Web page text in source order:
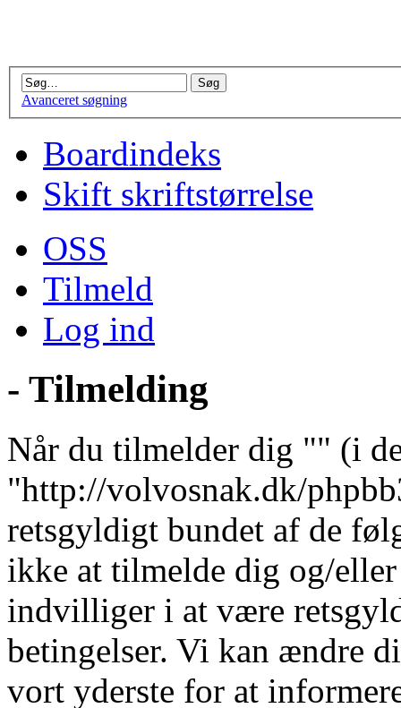
Avanceret søgning
Boardindeks
Skift skriftstørrelse
OSS
Tilmeld
Log ind
- Tilmelding
Når du tilmelder dig "" (i
"http://volvosnak.dk/
retsgyldigt bundet af de
ikke at tilmelde dig og/
indvilliger i at være
betingelser. Vi kan ændre
vort yderste for at